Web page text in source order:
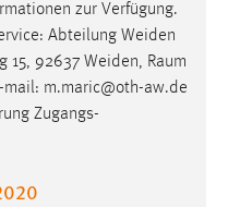
zur Verfügung.
Abteilung Weiden
15, 92637 Weiden, Raum
mail: m.maric@oth-aw.de
Zugangs-